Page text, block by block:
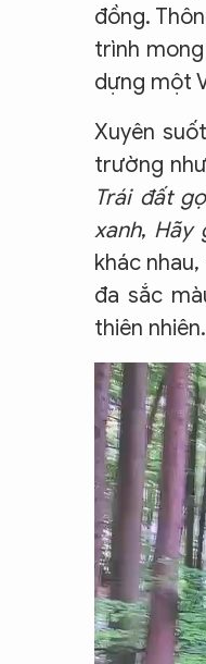
đồng.
trình
dựng một
Xuyên
trường
Trái đất
xanh, Hãy
khác
đa sắc
thiên nhiên.